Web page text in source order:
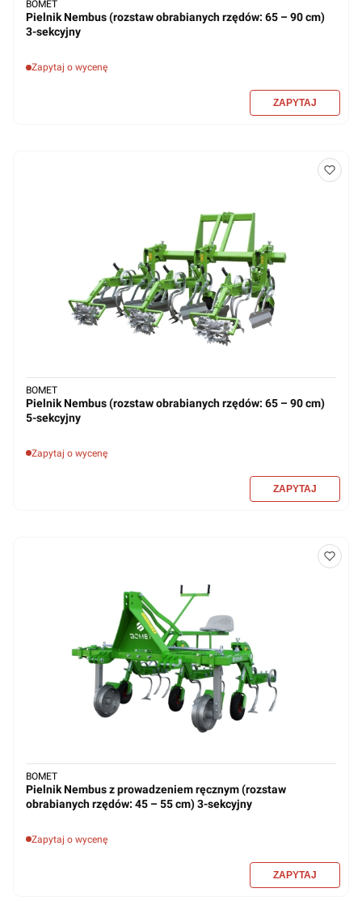
Pielnik Nembus (rozstaw obrabianych rzędów: 65 – 90 cm)
3-sekcyjny
Zapytaj o wycenę
BOMET
Pielnik Nembus (rozstaw obrabianych rzędów: 65 – 90 cm)
5-sekcyjny
Zapytaj o wycenę
BOMET
Pielnik Nembus z prowadzeniem ręcznym (rozstaw
obrabianych rzędów: 45 – 55 cm) 3-sekcyjny
Zapytaj o wycenę
BOMET